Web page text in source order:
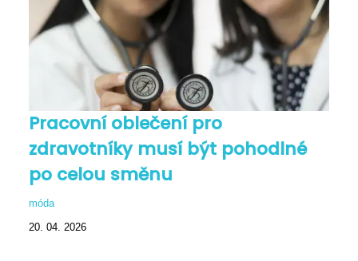
Pracovní oblečení pro
zdravotníky musí být pohodlné
po celou směnu
móda
20. 04. 2026